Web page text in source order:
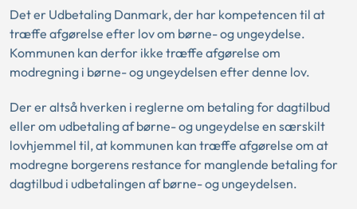
Det er Udbetaling Danmark, der har kompetencen til at
træffe afgørelse efter lov om børne- og ungeydelse.
Kommunen kan derfor ikke træffe afgørelse om
modregning i børne- og ungeydelsen efter denne lov.
Der er altså hverken i reglerne om betaling for dagtilbud
eller om udbetaling af børne- og ungeydelse en særskilt
lovhjemmel til, at kommunen kan træffe afgørelse om at
modregne borgerens restance for manglende betaling for
dagtilbud i udbetalingen af børne- og ungeydelsen.